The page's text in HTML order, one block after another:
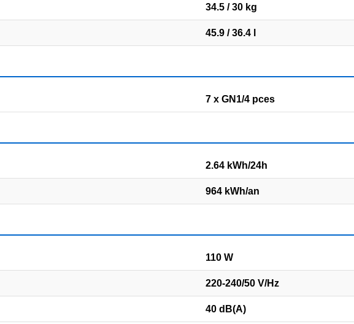
34.5 / 30 kg
45.9 / 36.4 l
7 x GN1/4 pces
2.64 kWh/24h
964 kWh/an
110 W
220-240/50 V/Hz
40 dB(A)